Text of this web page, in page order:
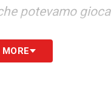
potevamo
male
partite ben fatte